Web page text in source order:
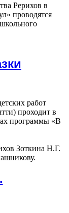
Рерихов в
проводятся
работ
проходит в
программы «В
Зоткина Н.Г.